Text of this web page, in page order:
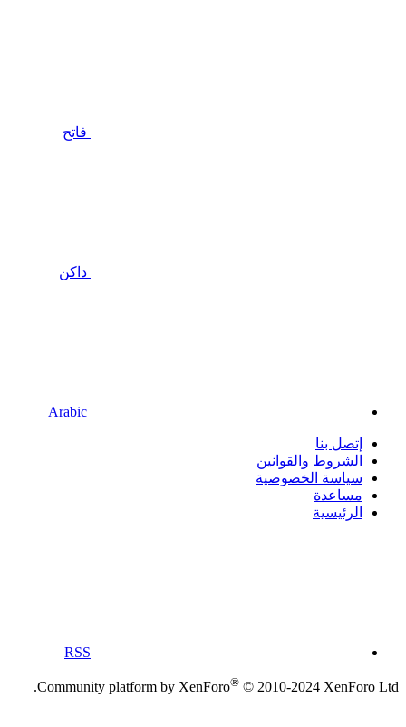
فاتح
داكن
إتصل بنا
الشروط والقوانين
سياسة الخصوصية
مساعدة
الرئيسية
RSS
Community platform by XenForo® © 2010-2024 XenForo Ltd.